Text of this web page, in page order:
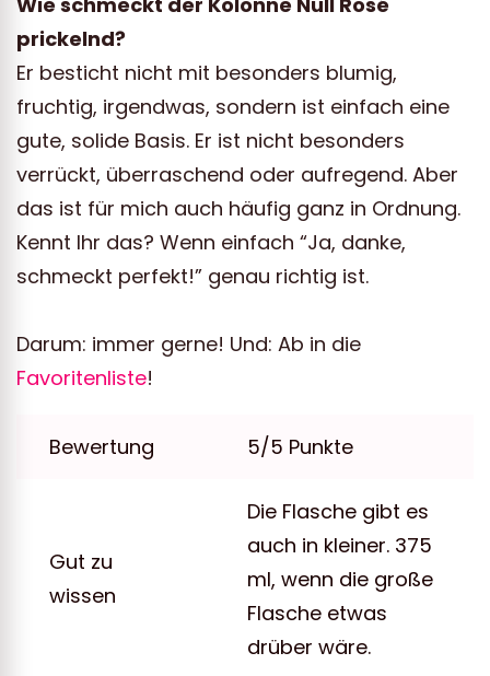
prickelnd?
Er besticht nicht mit besonders blumig,
fruchtig, irgendwas, sondern ist einfach eine
gute, solide Basis. Er ist nicht besonders
verrückt, überraschend oder aufregend. Aber
das ist für mich auch häufig ganz in Ordnung.
Kennt Ihr das? Wenn einfach “Ja, danke,
schmeckt perfekt!” genau richtig ist.
Darum: immer gerne! Und: Ab in die
Favoritenliste!
Bewertung 5/5 Punkte
Gut zu
wissen
Die Flasche gibt es
auch in kleiner. 375
ml, wenn die große
Flasche etwas
drüber wäre.